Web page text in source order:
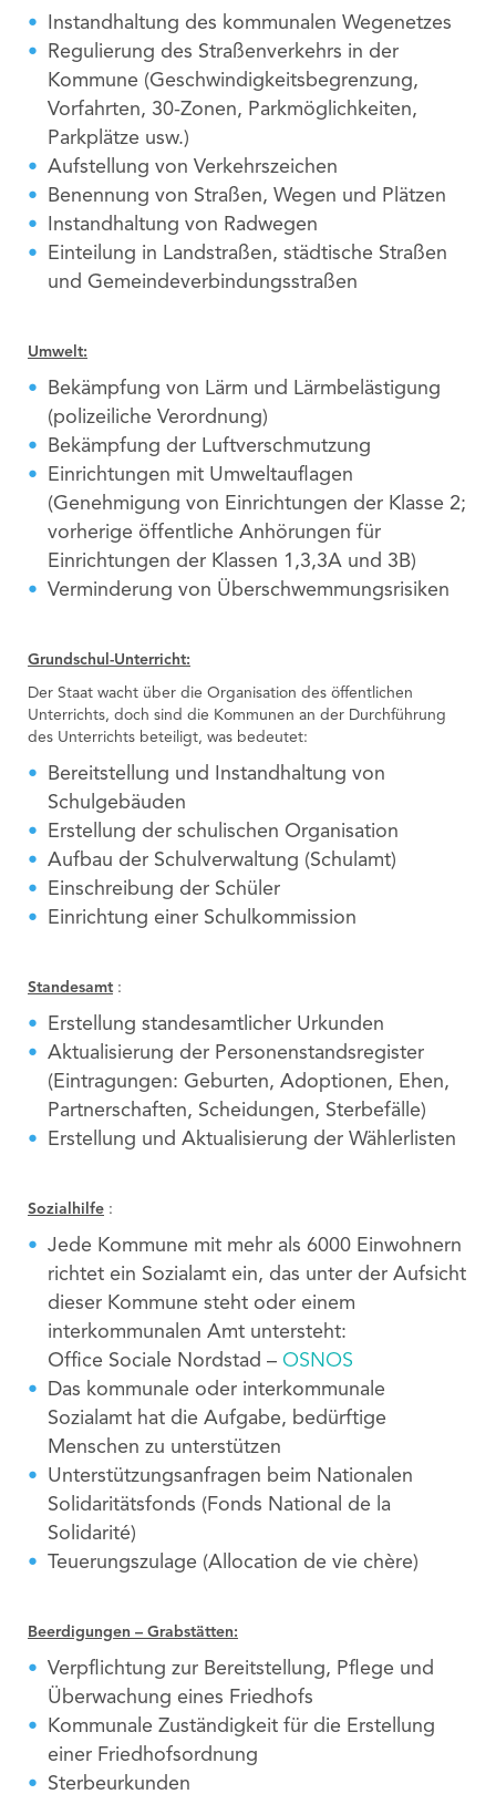
Instandhaltung des kommunalen Wegenetzes
Regulierung des Straßenverkehrs in der
Kommune (Geschwindigkeitsbegrenzung,
Vorfahrten, 30-Zonen, Parkmöglichkeiten,
Parkplätze usw.)
Aufstellung von Verkehrszeichen
Benennung von Straßen, Wegen und Plätzen
Instandhaltung von Radwegen
Einteilung in Landstraßen, städtische Straßen
und Gemeindeverbindungsstraßen
Umwelt:
Bekämpfung von Lärm und Lärmbelästigung
(polizeiliche Verordnung)
Bekämpfung der Luftverschmutzung
Einrichtungen mit Umweltauflagen
(Genehmigung von Einrichtungen der Klasse 2;
vorherige öffentliche Anhörungen für
Einrichtungen der Klassen 1,3,3A und 3B)
Verminderung von Überschwemmungsrisiken
Grundschul-Unterricht:
Der Staat wacht über die Organisation des öffentlichen
Unterrichts, doch sind die Kommunen an der Durchführung
des Unterrichts beteiligt, was bedeutet:
Bereitstellung und Instandhaltung von
Schulgebäuden
Erstellung der schulischen Organisation
Aufbau der Schulverwaltung (Schulamt)
Einschreibung der Schüler
Einrichtung einer Schulkommission
Standesamt :
Erstellung standesamtlicher Urkunden
Aktualisierung der Personenstandsregister
(Eintragungen: Geburten, Adoptionen, Ehen,
Partnerschaften, Scheidungen, Sterbefälle)
Erstellung und Aktualisierung der Wählerlisten
Sozialhilfe :
Jede Kommune mit mehr als 6000 Einwohnern
richtet ein Sozialamt ein, das unter der Aufsicht
dieser Kommune steht oder einem
interkommunalen Amt untersteht:
Office Sociale Nordstad – OSNOS
Das kommunale oder interkommunale
Sozialamt hat die Aufgabe, bedürftige
Menschen zu unterstützen
Unterstützungsanfragen beim Nationalen
Solidaritätsfonds (Fonds National de la
Solidarité)
Teuerungszulage (Allocation de vie chère)
Beerdigungen – Grabstätten:
Verpflichtung zur Bereitstellung, Pflege und
Überwachung eines Friedhofs
Kommunale Zuständigkeit für die Erstellung
einer Friedhofsordnung
Sterbeurkunden